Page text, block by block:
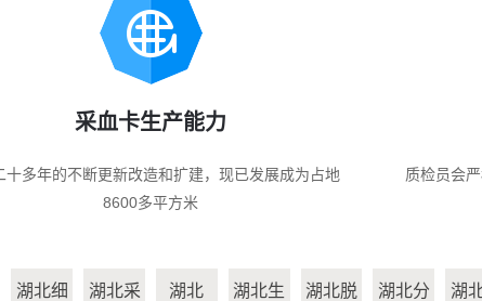
湖北DNA样品袋
湖北细胞采集卡
湖北采样拭子
湖北生物物证棉
采血卡生产能力
十多年的不断更新改造和扩建，现已发展成为占地
8600多平方米
质检员会
湖北细 湖北采 湖北 湖北生 湖北脱 湖北分 湖